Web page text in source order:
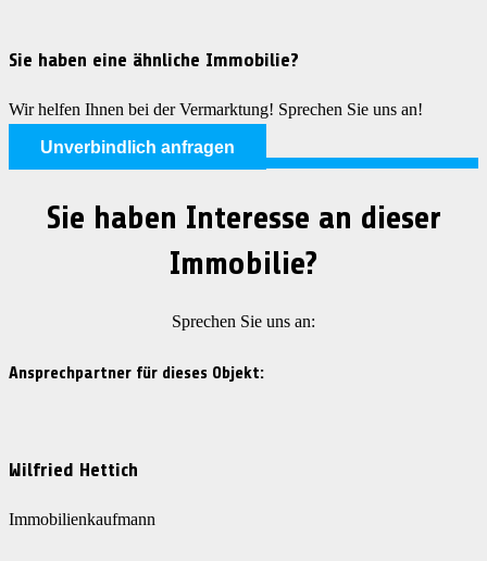
Sie haben eine ähnliche Immobilie?
Wir helfen Ihnen bei der Vermarktung! Sprechen Sie uns an!
Unverbindlich anfragen
Sie haben Interesse an dieser
Immobilie?
Sprechen Sie uns an:
Ansprechpartner für dieses Objekt:
Wilfried Hettich
Immobilienkaufmann